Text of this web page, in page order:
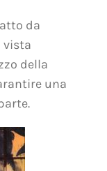
da
vista
della
una